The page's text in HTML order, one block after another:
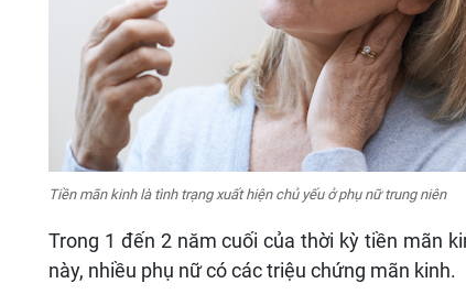
Tiền mãn kinh là tình trạng xuất hiện chủ yếu ở phụ nữ trung niên
Trong 1 đến 2 năm cuối của thời kỳ tiền mãn
này, nhiều phụ nữ có các triệu chứng mãn kinh.